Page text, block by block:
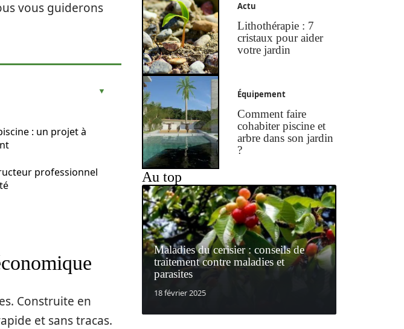
vous guiderons
: un projet à
professionnel
Construite en
et sans tracas.
Actu
Lithothérapie : 7
cristaux pour aider
votre jardin
Équipement
Comment faire
cohabiter piscine et
arbre dans son jardin
?
Au top
Maladies du cerisier : conseils de
traitement contre maladies et
parasites
18 février 2025